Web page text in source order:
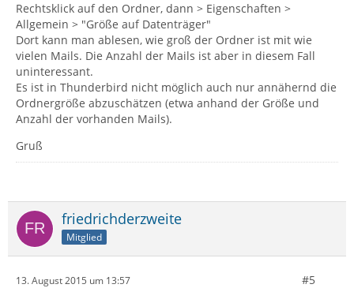
Rechtsklick auf den Ordner, dann > Eigenschaften >
Allgemein > "Größe auf Datenträger"
Dort kann man ablesen, wie groß der Ordner ist mit wie
vielen Mails. Die Anzahl der Mails ist aber in diesem Fall
uninteressant.
Es ist in Thunderbird nicht möglich auch nur annähernd die
Ordnergröße abzuschätzen (etwa anhand der Größe und
Anzahl der vorhanden Mails).
Gruß
friedrichderzweite
Mitglied
13. August 2015 um 13:57 #5